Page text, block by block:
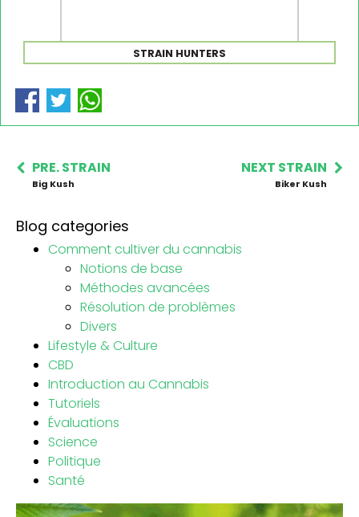
STRAIN HUNTERS
PRE. STRAIN
Big Kush
NEXT STRAIN
Biker Kush
Blog categories
Comment cultiver du cannabis
Notions de base
Méthodes avancées
Résolution de problèmes
Divers
Lifestyle & Culture
CBD
Introduction au Cannabis
Tutoriels
Évaluations
Science
Politique
Santé